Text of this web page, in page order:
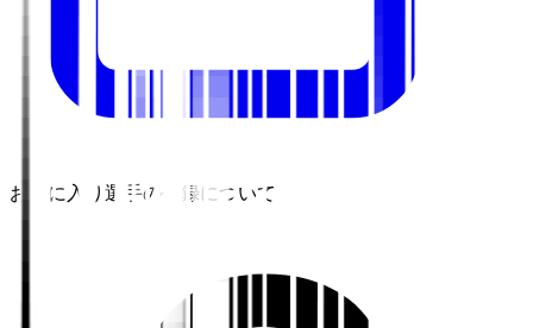
お気に入り選手の登録について